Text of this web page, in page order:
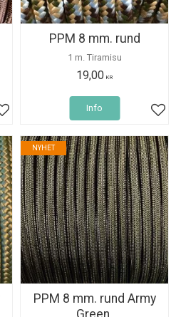
Lägg till i favoriter
PPM 8 mm. rund
1 m. Tiramisu
19,00 KR
Info
PPM 8 mm. rund Army
NYHET